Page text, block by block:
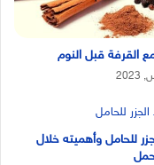
القرفة قبل النوم
للحامل وأهميته خلال